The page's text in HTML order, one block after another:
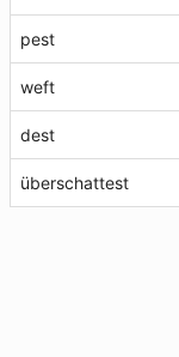
pest
weft
dest
überschattest